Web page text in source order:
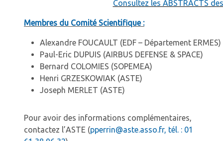
Consultez les ABSTRACTS
Membres du Comité Scientifique :
Alexandre FOUCAULT (EDF – Département ERMES)
Paul-Eric DUPUIS (AIRBUS DEFENSE & SPACE)
Bernard COLOMIES (SOPEMEA)
Henri GRZESKOWIAK (ASTE)
Joseph MERLET (ASTE)
Pour avoir des informations complémentaires,
contactez l’ASTE (pperrin@aste.asso.fr, tél. : 01